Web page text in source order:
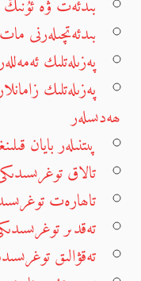
بىدئەتچىلەرنى
پەزىلەتلىك
پەزىلەتلىك
ھەدىسلەر
پىتنىلەر بايان
تالاق
تاھارەت
تەقدىر
تەقۋالىق